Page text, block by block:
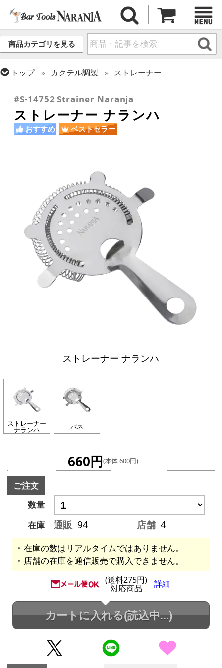
商品カテゴリを見る
トップ カクテル調製
ストレーナー
#S-14752 Strainer Naranja
ストレーナー ナランハ
おすすめ ベストセラー
ストレーナー ナランハ
ストレーナー
ナランハ バネ
660円(本体 600円)
ご注文
数量
在庫
通販 94 店舗 4
在庫の数はリアルタイムではありません。
店舗の在庫を通信販売で購入できません。
(送料275円)
対応商品 詳細
カートに入れる(読込中...)